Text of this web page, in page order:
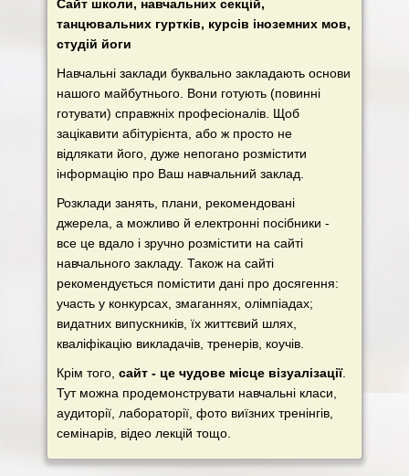
Сайт школи, навчальних секцій,
танцювальних гуртків, курсів іноземних мов,
студій йоги
Навчальні заклади буквально закладають основи
нашого майбутнього. Вони готують (повинні
готувати) справжніх професіоналів. Щоб
зацікавити абітурієнта, або ж просто не
відлякати його, дуже непогано розмістити
інформацію про Ваш навчальний заклад.
Розклади занять, плани, рекомендовані
джерела, а можливо й електронні посібники -
все це вдало і зручно розмістити на сайті
навчального закладу. Також на сайті
рекомендується помістити дані про досягення:
участь у конкурсах, змаганнях, олімпіадах;
видатних випускників, їх життєвий шлях,
кваліфікацію викладачів, тренерів, коучів.
Крім того,сайт - це чудове місце візуалізації.
Тут можна продемонструвати навчальні класи,
аудиторії, лабораторії, фото виїзних тренінгів,
семінарів, відео лекцій тощо.